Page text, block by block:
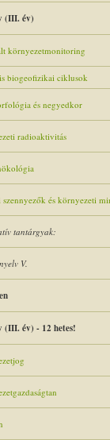
(III. év)
környezetmonitoring
biogeofizikai ciklusok
és negyedkor
radioaktivitás
és környezeti
tantárgyak:
V.
(III. év) - 12 hetes!